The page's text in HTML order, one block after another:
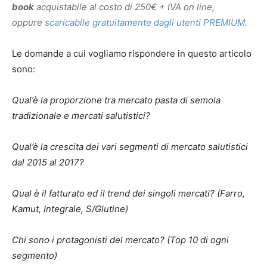
book acquistabile al costo di 250€ + IVA on line,
oppure scaricabile gratuitamente dagli utenti PREMIUM.
Le domande a cui vogliamo rispondere in questo articolo
sono:
Qual’è la proporzione tra mercato pasta di semola
tradizionale e mercati salutistici?
Qual’è la crescita dei vari segmenti di mercato salutistici
dal 2015 al 2017?
Qual è il fatturato ed il trend dei singoli mercati? (Farro,
Kamut, Integrale, S/Glutine)
Chi sono i protagonisti del mercato? (Top 10 di ogni
segmento)